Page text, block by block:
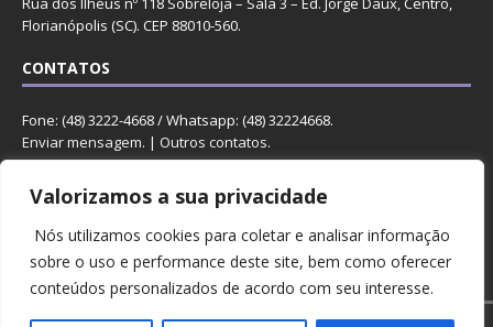
Valorizamos a sua privacidade
Nós utilizamos cookies para coletar e analisar informação
sobre o uso e performance deste site, bem como oferecer
conteúdos personalizados de acordo com seu interesse.
Florianópolis (SC). CEP 88010-560.
CONTATOS
Fone: (48) 3222-4668 / Whatsapp: (48) 32224668.
Enviar mensagem. | Outros contatos.
REDES